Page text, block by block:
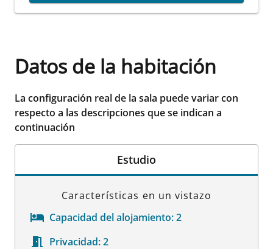
Datos de la habitación
La configuración real de la sala puede variar con
respecto a las descripciones que se indican a
continuación
Estudio
Características en un vistazo
Capacidad del alojamiento:2
Privacidad:2